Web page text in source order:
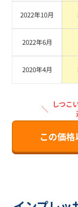
2022年10月
2022年6月
2020年4月
＼ しつこ
この価